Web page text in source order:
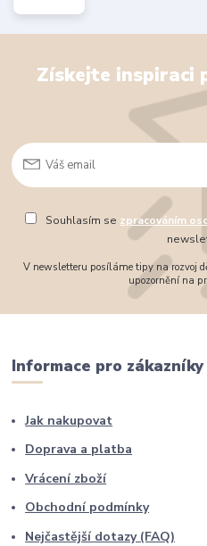
Získejte inspiraci
Souhlasím se zpracováním
V newsletteru posíláme tipy na rozvoj
upozornění na
Informace pro zákazníky
Jak nakupovat
Doprava a platba
Vrácení zboží
Obchodní podmínky
Nejčastější dotazy (FAQ)